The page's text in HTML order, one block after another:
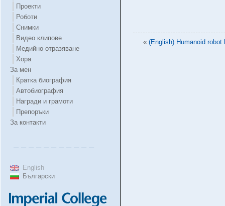
Проекти
Роботи
Снимки
Видео клипове
Медийно отразяване
Хора
За мен
Кратка биография
Автобиография
Награди и грамоти
Препоръки
За контакти
– – – – – – – – – – –
English
Български
« (English) Humanoid